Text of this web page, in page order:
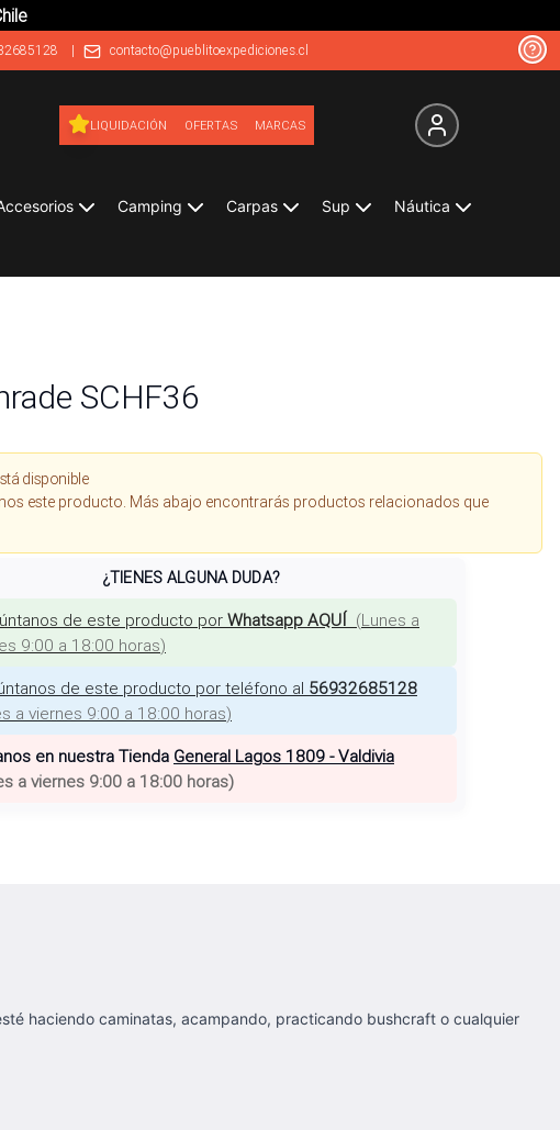
| contacto@pueblitoexpediciones.cl
LIQUIDACIÓN OFERTAS MARCAS
Camping Carpas Sup Náutica
SCHF36
disponible
este producto. Más abajo encontrarás productos relacionados que
¿TIENES ALGUNA DUDA?
de este producto por Whatsapp AQUÍ (Lunes a
9:00 a 18:00 horas)
de este producto por teléfono al 56932685128
a viernes 9:00 a 18:00 horas)
en nuestra Tienda General Lagos 1809 - Valdivia
a viernes 9:00 a 18:00 horas)
haciendo caminatas, acampando, practicando bushcraft o cualquier